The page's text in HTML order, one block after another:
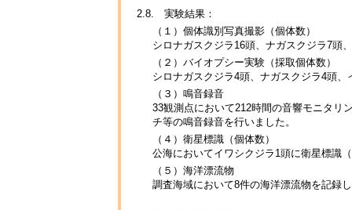
2.8. 実験結果：
（１）個体識別写真撮影（個体数）
シロナガスクジラ16頭、ナガスクジラ7頭
（２）バイオプシー実験（採取個体数）
シロナガスクジラ4頭、ナガスクジラ4頭
（３）鳴音録音
33観測点において212時間の音響モニタリ
チ等の鳴音録音を行いました。
（４）衛星標識（個体数）
公海においてイワシクジラ1頭に衛星標識
（５）海洋漂流物
調査海域において8件の海洋漂流物を記録